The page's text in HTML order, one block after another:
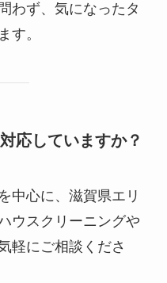
わず、気になったタ
す。
応していますか？
中心に、滋賀県エリ
ウスクリーニングや
軽にご相談くださ